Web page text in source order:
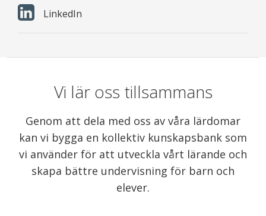
LinkedIn
Vi lär oss tillsammans
Genom att dela med oss av våra lärdomar
kan vi bygga en kollektiv kunskapsbank som
vi använder för att utveckla vårt lärande och
skapa bättre undervisning för barn och
elever.